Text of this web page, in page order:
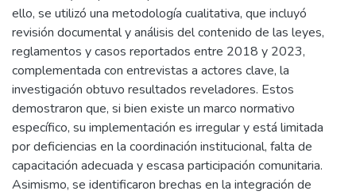
ello, se utilizó una metodología cualitativa, que incluyó
revisión documental y análisis del contenido de las leyes,
reglamentos y casos reportados entre 2018 y 2023,
complementada con entrevistas a actores clave, la
investigación obtuvo resultados reveladores. Estos
demostraron que, si bien existe un marco normativo
específico, su implementación es irregular y está limitada
por deficiencias en la coordinación institucional, falta de
capacitación adecuada y escasa participación comunitaria.
Asimismo, se identificaron brechas en la integración de